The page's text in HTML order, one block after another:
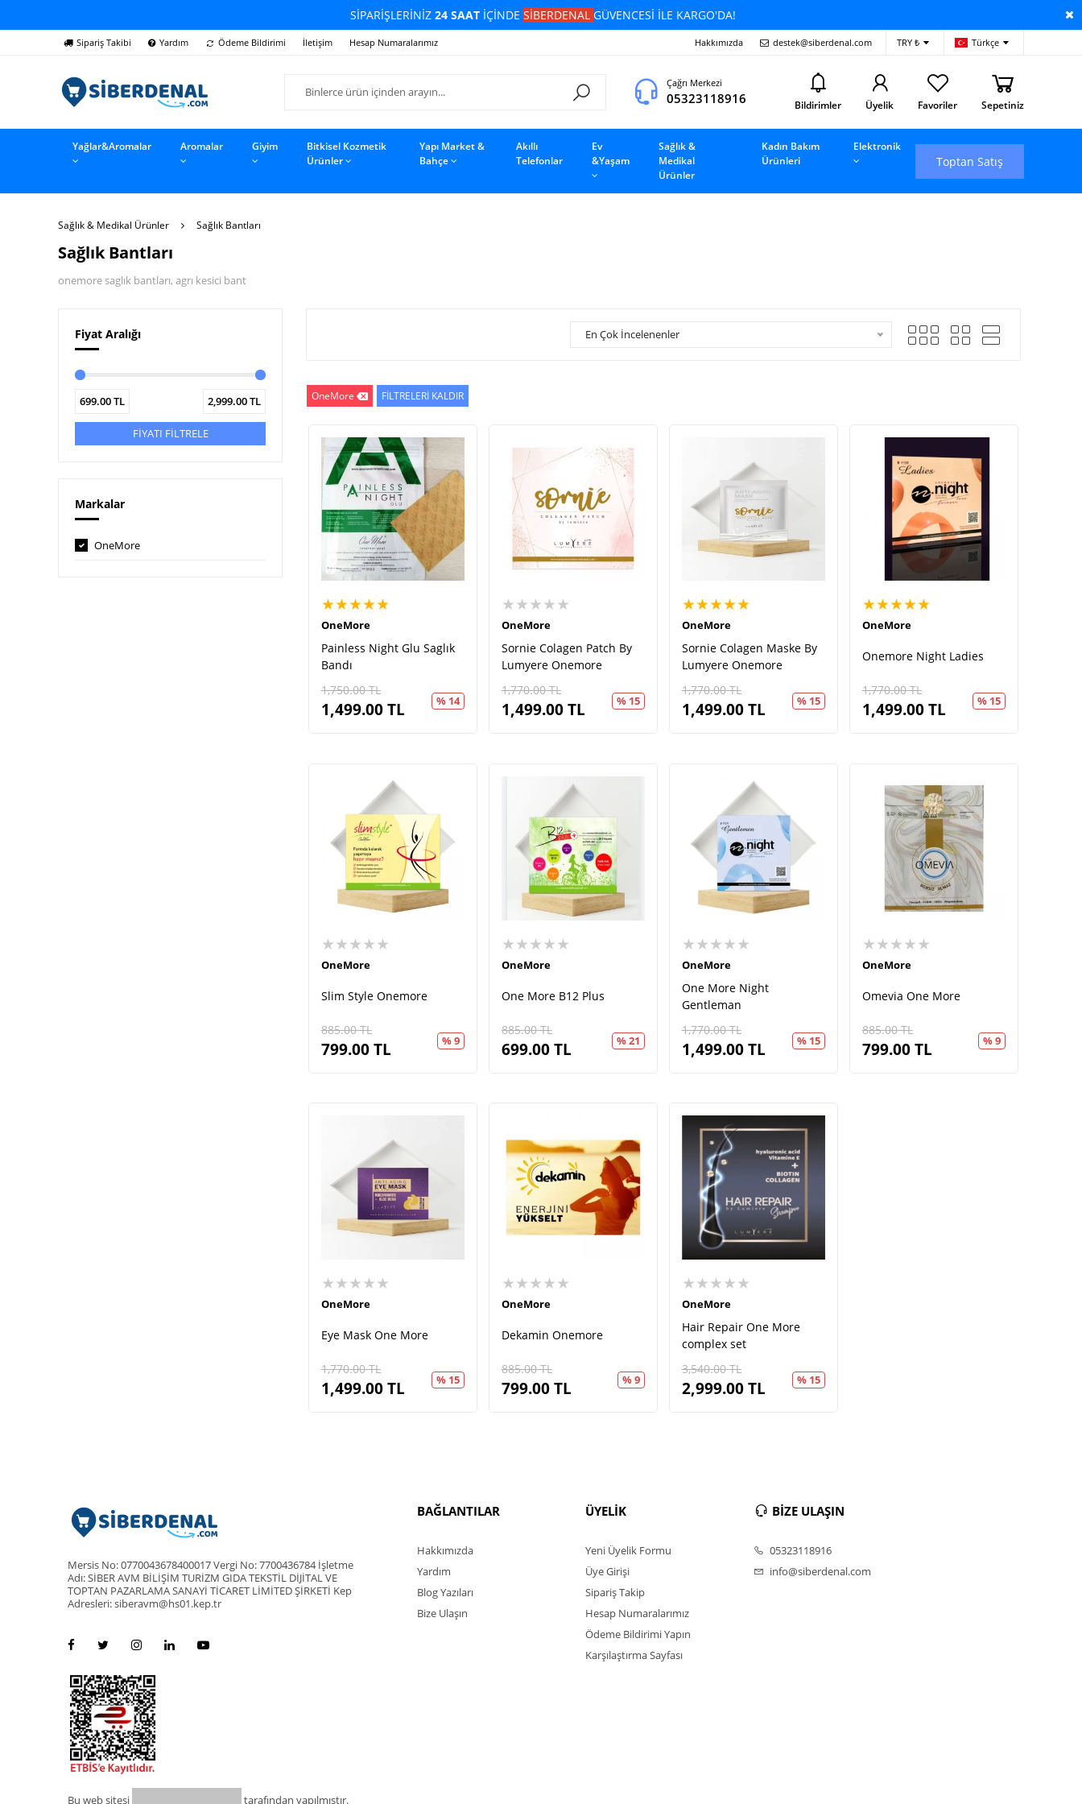
SİPARİŞLERİNİZ 24 SAATİÇİNDE SİBERDENAL GÜVENCESİ İLE KARGO'DA!
Sipariş Takibi Yardım Ödeme Bildirimi İletişim Hesap Numaralarımız Hakkımızda destek@siberdenal.com TRY ₺ Türkçe
Çağrı Merkezi
05323118916 Bildirimler Üyelik Favoriler Sepetiniz
Yağlar&Aromalar Aromalar Giyim
Bitkisel Kozmetik
Ürünler
Yapı Market &
Bahçe
Akıllı
Telefonlar
Ev
&Yaşam
Sağlık &
Medikal
Ürünler
Kadın Bakım
Ürünleri
Elektronik
Toptan Satış
Sağlık & Medikal Ürünler Sağlık Bantları
Sağlık Bantları
onemore saglık bantları, agrı kesici bant
Fiyat Aralığı
699.00TL 2,999.00TL
FİYATI FİLTRELE
Markalar
OneMore
En Çok İncelenenler
OneMore FİLTRELERİ KALDIR
★★★★★
OneMore
Painless Night Glu Saglık
Bandı
1,750.00TL
1,499.00TL % 14
★★★★★
OneMore
Sornie Colagen Patch By
Lumyere Onemore
1,770.00TL
1,499.00TL % 15
★★★★★
OneMore
Sornie Colagen Maske By
Lumyere Onemore
1,770.00TL
1,499.00TL % 15
★★★★★
OneMore
Onemore Night Ladies
1,770.00TL
1,499.00TL % 15
★★★★★
OneMore
Slim Style Onemore
885.00TL
799.00TL % 9
★★★★★
OneMore
One More B12 Plus
885.00TL
699.00TL % 21
★★★★★
OneMore
One More Night
Gentleman
1,770.00TL
1,499.00TL % 15
★★★★★
OneMore
Omevia One More
885.00TL
799.00TL % 9
★★★★★
OneMore
Eye Mask One More
1,770.00TL
1,499.00TL % 15
★★★★★
OneMore
Dekamin Onemore
885.00TL
799.00TL % 9
★★★★★
OneMore
Hair Repair One More
complex set
3,540.00TL
2,999.00TL % 15
Mersis No: 0770043678400017 Vergi No: 7700436784 İşletme
Adı: SİBER AVM BİLİŞİM TURİZM GIDA TEKSTİL DİJİTAL VE
TOPTAN PAZARLAMA SANAYİ TİCARET LİMİTED ŞİRKETİ Kep
Adresleri: siberavm@hs01.kep.tr
Bu web sitesi tarafından yapılmıştır.
BAĞLANTILAR
Hakkımızda
Yardım
Blog Yazıları
Bize Ulaşın
ÜYELİK
Yeni Üyelik Formu
Üye Girişi
Sipariş Takip
Hesap Numaralarımız
Ödeme Bildirimi Yapın
Karşılaştırma Sayfası
BİZE ULAŞIN
05323118916
info@siberdenal.com